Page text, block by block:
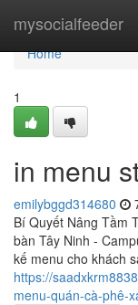
mysocialfeeder
Home
Home
1
in menu
emilybggd314680
Bí Quyết Nâng Tầm
bàn Tây Ninh -
kế menu cho khách
https://
menu-quán-cà-phê-